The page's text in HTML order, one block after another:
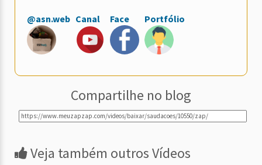
@asn.web Canal Face Portfólio
Compartilhe no blog
Veja também outros Vídeos